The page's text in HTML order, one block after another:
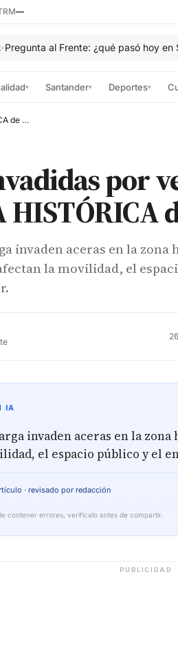
—
Pregunta al Frente: ¿qué pasó hoy en
▾ Santander▾ Deportes▾
Calles invadidas por vehículos de carga en ZONA HISTÓRICA de Bucaramanga
por
HISTÓRICA
invaden aceras en la zona
la movilidad, el
IA
invaden aceras en la
el espacio público y el
· revisado por redacción
contener errores, verifícalo antes de compartir.
PUBLICIDAD